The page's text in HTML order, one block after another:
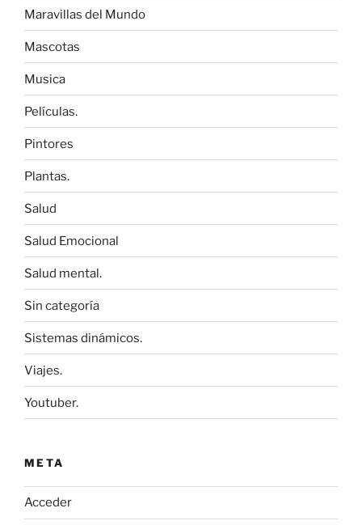
Maravillas del Mundo
Mascotas
Musica
Películas.
Pintores
Plantas.
Salud
Salud Emocional
Salud mental.
Sin categoría
Sistemas dinámicos.
Viajes.
Youtuber.
META
Acceder